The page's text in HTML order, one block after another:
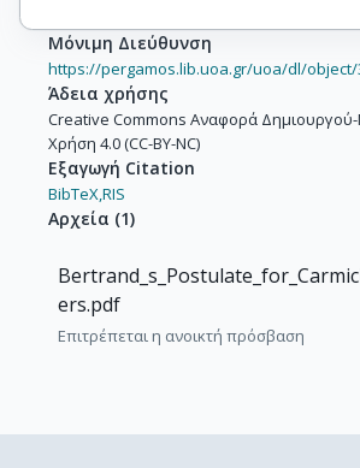
Μόνιμη Διεύθυνση
https://pergamos.lib.uoa.gr/uoa/dl/object/
Άδεια χρήσης
Creative Commons Αναφορά
Χρήση 4.0 (CC-BY-NC)
Εξαγωγή Citation
BibTeX,RIS
Αρχεία (1)
ers.pdf
Επιτρέπεται η ανοικτή πρόσβαση